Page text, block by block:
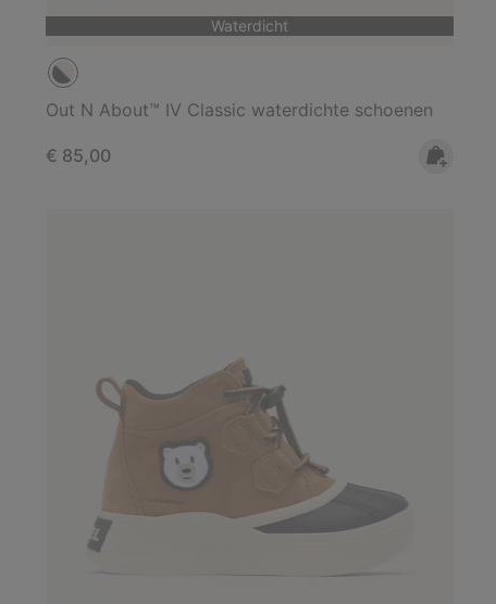
Waterdicht
Out N About™ IV Classic waterdichte schoenen
Regular price:
€ 85,00